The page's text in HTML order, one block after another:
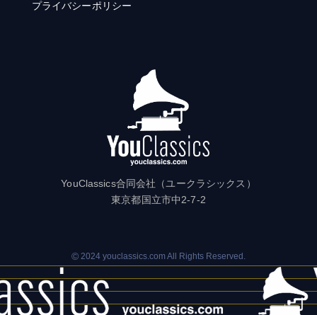
プライバシーポリシー
YouClassics合同会社（ユークラシックス）
東京都国立市中2-7-2
© 2024 youclassics.com All Rights Reserved.